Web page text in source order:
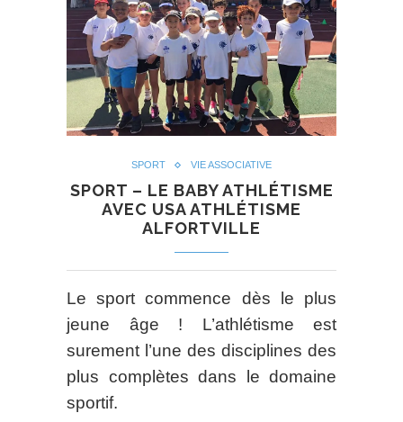
SPORT VIE ASSOCIATIVE
SPORT – LE BABY ATHLÉTISME
AVEC USA ATHLÉTISME
ALFORTVILLE
Le sport commence dès le plus
jeune âge ! L’athlétisme est
surement l’une des disciplines des
plus complètes dans le domaine
sportif.